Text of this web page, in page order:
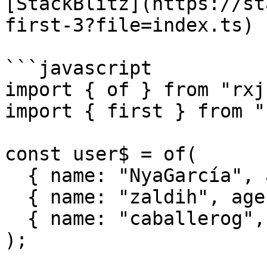
first-3?file=index.ts)
```javascript
import { of } from
import { first } from
const user$ = of(
);